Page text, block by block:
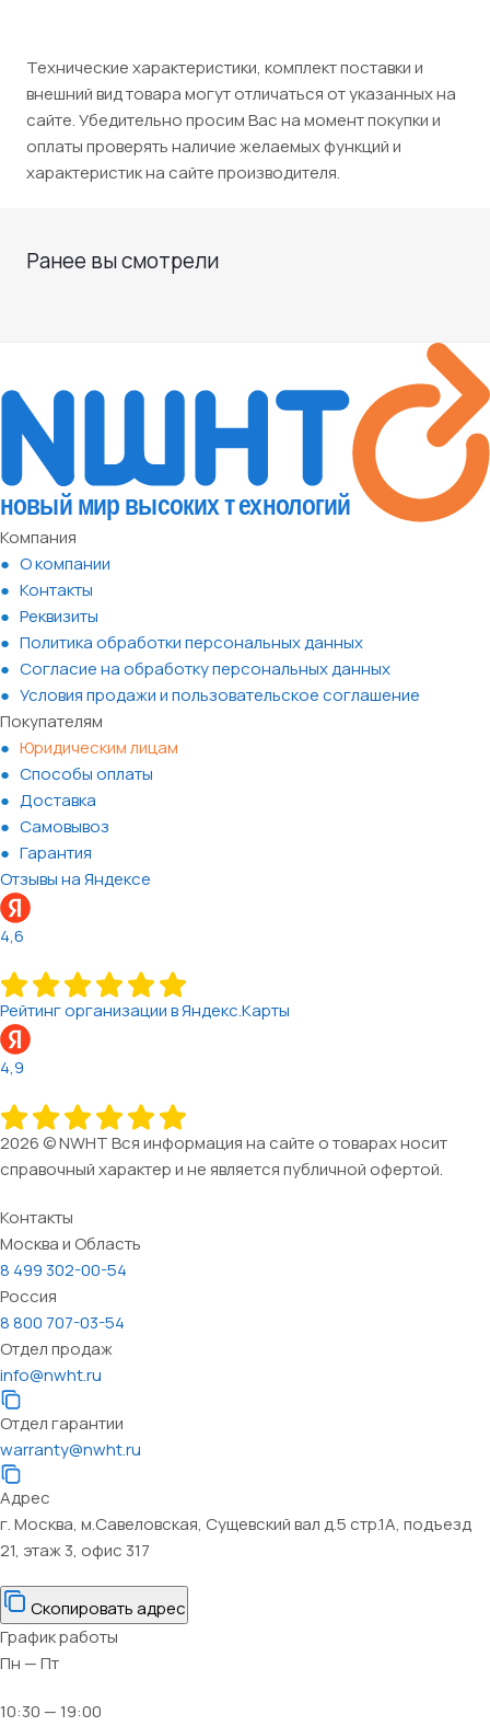
Технические характеристики, комплект поставки и
внешний вид товара могут отличаться от указанных на
сайте. Убедительно просим Вас на момент покупки и
оплаты проверять наличие желаемых функций и
характеристик на сайте производителя.
Ранее вы смотрели
Компания
О компании
Контакты
Реквизиты
Политика обработки персональных данных
Согласие на обработку персональных данных
Условия продажи и пользовательское соглашение
Покупателям
Юридическим лицам
Способы оплаты
Доставка
Самовывоз
Гарантия
Отзывы на Яндексе
4,6
Рейтинг организации в Яндекс.Карты
4,9
2026 © NWHT Вся информация на сайте о товарах носит
справочный характер и не является публичной офертой.
Контакты
Москва и Область
8 499 302-00-54
Россия
8 800 707-03-54
Отдел продаж
info@nwht.ru
Отдел гарантии
warranty@nwht.ru
Адрес
г. Москва, м.Савеловская, Сущевский вал д.5 стр.1А, подъезд
21, этаж 3, офис 317
Скопировать адрес
График работы
Пн — Пт
10:30 — 19:00